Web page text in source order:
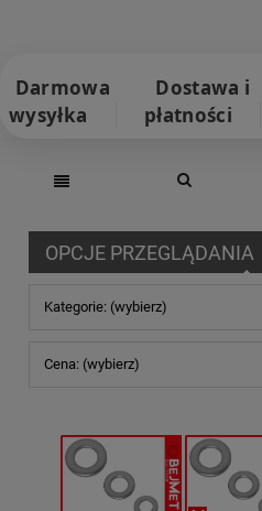
Darmowa
wysyłka
Dostawa i
płatności
OPCJE PRZEGLĄDANIA
Kategorie: (wybierz)
Cena: (wybierz)